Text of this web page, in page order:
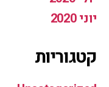
יוני 2020
קטגוריות